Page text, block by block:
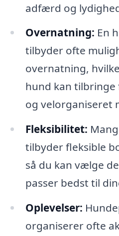
adfærd og
Overnatning: En
tilbyder ofte
overnatning,
hund kan
og velorganiseret
Fleksibilitet:
tilbyder fleksible
så du kan vælge
passer bedst til
Oplevelser:
organiserer ofte